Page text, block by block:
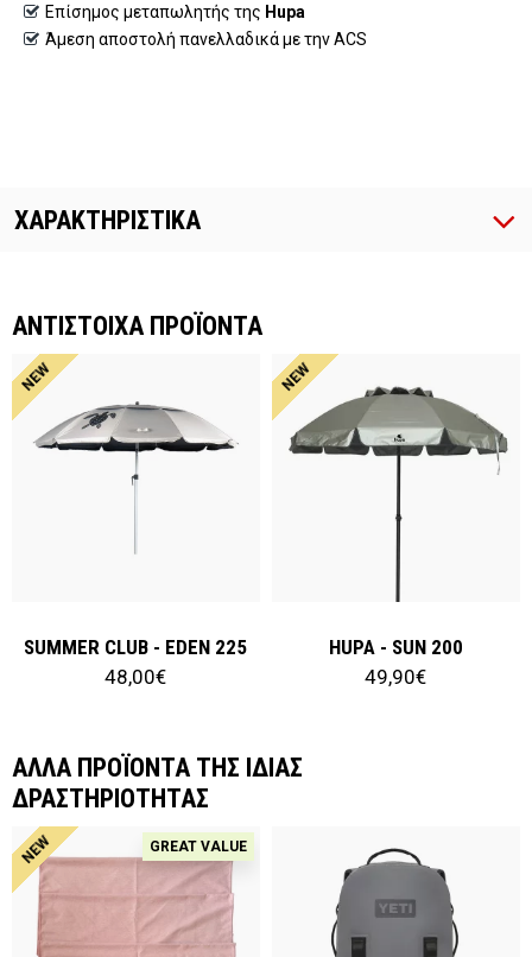
Επίσημος μεταπωλητής της Hupa
Άμεση αποστολή πανελλαδικά με την ACS
ΧΑΡΑΚΤΗΡΙΣΤΙΚΑ
ΑΝΤΙΣΤΟΙΧΑ ΠΡΟΪΟΝΤΑ
NEW
SUMMER CLUB - EDEN 225
48,00€
NEW
HUPA - SUN 200
49,90€
ΑΛΛΑ ΠΡΟΪΟΝΤΑ ΤΗΣ ΙΔΙΑΣ
ΔΡΑΣΤΗΡΙΟΤΗΤΑΣ
NEW GREAT VALUE